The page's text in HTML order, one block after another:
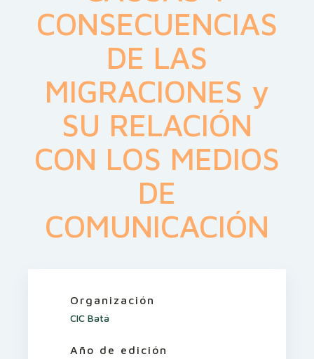
CONSECUENCIAS
DE LAS
MIGRACIONES y
SU RELACIÓN
CON LOS MEDIOS
DE
COMUNICACIÓN
Organización
CIC Batá
Año de edición